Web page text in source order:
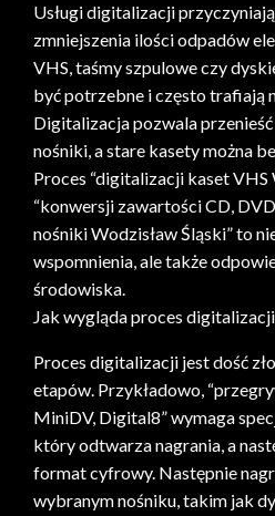
Usługi digitalizacji
zmniejszenia ilości odpadów
VHS, taśmy szpulowe czy
być potrzebne i często trafiają
Digitalizacja pozwala
nośniki, a stare kasety można
Proces “digitalizacji kaset VHS
“konwersji zawartości CD,
nośniki Wodzisław Śląski” to
wspomnienia, ale także
środowiska.
Jak wygląda proces
Proces digitalizacji jest dość
etapów. Przykładowo,
MiniDV, Digital8” wymaga
który odtwarza nagrania, a
format cyfrowy. Następnie
wybranym nośniku, takim jak